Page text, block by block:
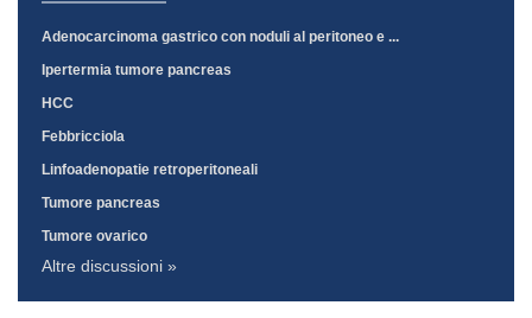
Adenocarcinoma gastrico con noduli al peritoneo e ...
Ipertermia tumore pancreas
HCC
Febbricciola
Linfoadenopatie retroperitoneali
Tumore pancreas
Tumore ovarico
Altre discussioni »